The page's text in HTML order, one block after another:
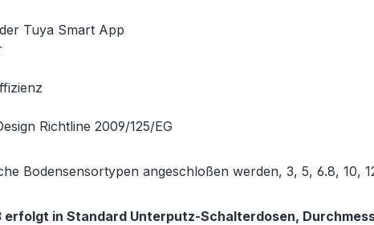
Tuya Smart App
Richtline 2009/125/EG
Bodensensortypen angeschloßen werden, 3, 5, 6.8, 10,
erfolgt in Standard Unterputz-Schalterdosen,